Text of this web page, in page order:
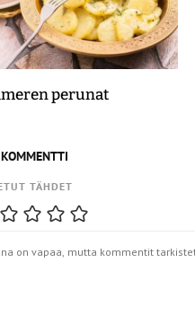
perunat
KOMMENTTI
TÄHDET